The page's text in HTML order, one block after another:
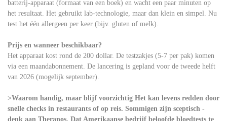
batterij-apparaat (formaat van een boek) en wacht een paar minuten op
het resultaat. Het gebruikt lab-technologie, maar dan klein en simpel. Nu
test het één allergeen per keer (bijv. gluten of melk).
Prijs en wanneer beschikbaar?
Het apparaat kost rond de 200 dollar. De testzakjes (5-7 per pak) komen
via een maandabonnement. De lancering is gepland voor de tweede helft
van 2026 (mogelijk september).
>Waarom handig, maar blijf voorzichtig Het kan levens redden door
snelle checks in restaurants of op reis. Sommigen zijn sceptisch -
denk aan Theranos. Dat Amerikaanse bedrijf beloofde bloedtests te